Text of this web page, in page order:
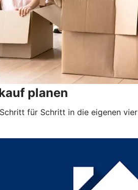
planen
für Schritt in die eigenen vier